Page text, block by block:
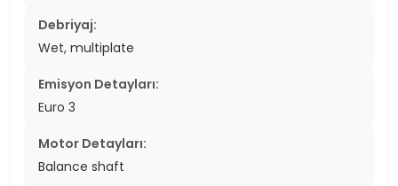
Debriyaj:
Wet, multiplate
Emisyon Detayları:
Euro 3
Motor Detayları:
Balance shaft